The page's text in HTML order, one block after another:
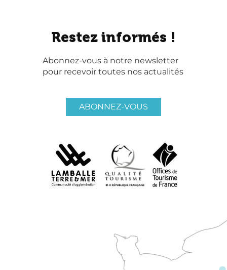
Restez informés !
Abonnez-vous à notre newsletter
pour recevoir toutes nos actualités
ABONNEZ-VOUS